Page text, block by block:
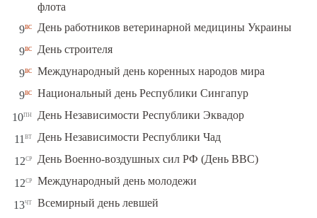
флота
9вс День работников ветеринарной медицины Украины
9вс День строителя
9вс Международный день коренных народов мира
9вс Национальный день Республики Сингапур
10пн День Независимости Республики Эквадор
11 вт День Независимости Республики Чад
12ср День Военно-воздушных сил РФ (День ВВС)
12ср Международный день молодежи
13чт Всемирный день левшей